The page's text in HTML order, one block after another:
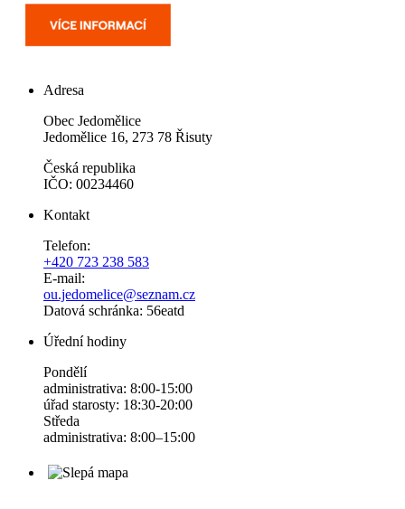
Adresa
Obec Jedomělice
Jedomělice 16, 273 78 Řisuty
Česká republika
IČO: 00234460
Kontakt
Telefon:
+420 723 238 583
E-mail:
ou.jedomelice@seznam.cz
Datová schránka: 56eatd
Úřední hodiny
Pondělí
administrativa: 8:00-15:00
úřad starosty: 18:30-20:00
Středa
administrativa: 8:00–15:00